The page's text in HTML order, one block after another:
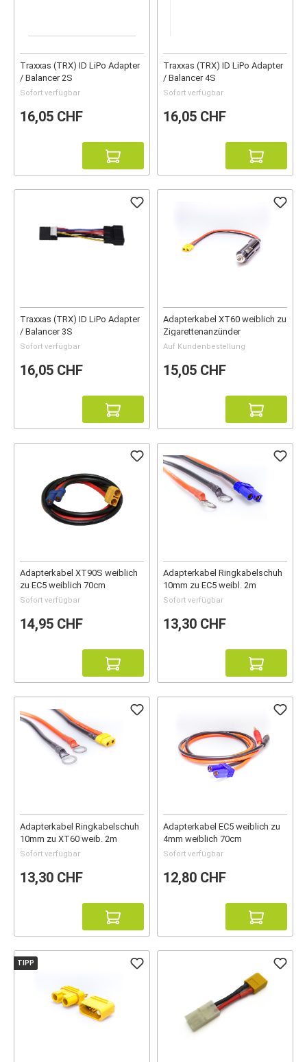
Traxxas (TRX) ID LiPo Adapter
/ Balancer 2S
Sofort verfügbar
16,05 CHF
Traxxas (TRX) ID LiPo Adapter
/ Balancer 4S
Sofort verfügbar
16,05 CHF
Traxxas (TRX) ID LiPo Adapter
/ Balancer 3S
Sofort verfügbar
16,05 CHF
Adapterkabel XT60 weiblich zu
Zigarettenanzünder
Auf Kundenbestellung
15,05 CHF
Adapterkabel XT90S weiblich
zu EC5 weiblich 70cm
Sofort verfügbar
14,95 CHF
Adapterkabel Ringkabelschuh
10mm zu EC5 weibl. 2m
Sofort verfügbar
13,30 CHF
Adapterkabel Ringkabelschuh
10mm zu XT60 weib. 2m
Sofort verfügbar
13,30 CHF
Adapterkabel EC5 weiblich zu
4mm weiblich 70cm
Sofort verfügbar
12,80 CHF
TIPP